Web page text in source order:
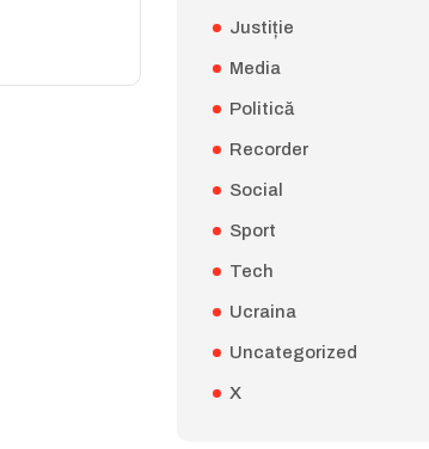
Justiție
Media
Politică
Recorder
Social
Sport
Tech
Ucraina
Uncategorized
X